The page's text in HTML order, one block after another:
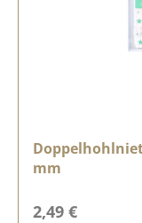
mm
Prix régulier :
2,49 €